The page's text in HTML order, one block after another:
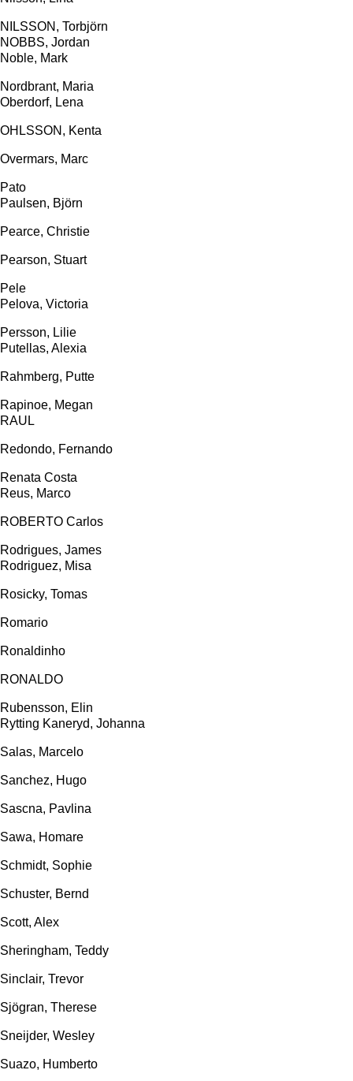
NILSSON, Torbjörn
NOBBS, Jordan
Noble, Mark
Nordbrant, Maria
Oberdorf, Lena
OHLSSON, Kenta
Overmars, Marc
Pato
Paulsen, Björn
Pearce, Christie
Pearson, Stuart
Pele
Pelova, Victoria
Persson, Lilie
Putellas, Alexia
Rahmberg, Putte
Rapinoe, Megan
RAUL
Redondo, Fernando
Renata Costa
Reus, Marco
ROBERTO Carlos
Rodrigues, James
Rodriguez, Misa
Rosicky, Tomas
Romario
Ronaldinho
RONALDO
Rubensson, Elin
Rytting Kaneryd, Johanna
Salas, Marcelo
Sanchez, Hugo
Sascna, Pavlina
Sawa, Homare
Schmidt, Sophie
Schuster, Bernd
Scott, Alex
Sheringham, Teddy
Sinclair, Trevor
Sjögran, Therese
Sneijder, Wesley
Suazo, Humberto